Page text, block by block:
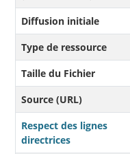
Diffusion initiale
Type de ressource
Taille du Fichier
Source (URL)
Respect des lignes
directrices